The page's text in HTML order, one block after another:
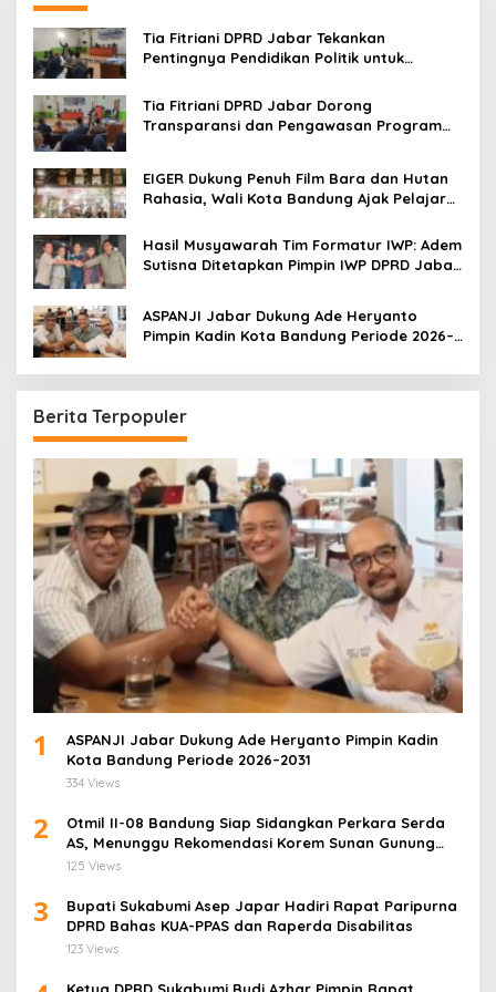
f
r
:
Tia Fitriani DPRD Jabar Tekankan
Pentingnya Pendidikan Politik untuk
Bandung
Tia Fitriani DPRD Jabar Dorong
Transparansi dan Pengawasan Program
EIGER Dukung Penuh Film Bara dan Hutan
Rahasia, Wali Kota Bandung Ajak Pelajar
Hasil Musyawarah Tim Formatur IWP: Adem
Sutisna Ditetapkan Pimpin IWP DPRD Jabar
ASPANJI Jabar Dukung Ade Heryanto
Pimpin Kadin Kota Bandung Periode 2026–
Berita Terpopuler
1
ASPANJI Jabar Dukung Ade Heryanto Pimpin Kadin
Kota Bandung Periode 2026–2031
334 Views
2
Otmil II-08 Bandung Siap Sidangkan Perkara Serda
AS, Menunggu Rekomendasi Korem Sunan Gunung
Jati Cirebon
125 Views
3
Bupati Sukabumi Asep Japar Hadiri Rapat Paripurna
DPRD Bahas KUA-PPAS dan Raperda Disabilitas
123 Views